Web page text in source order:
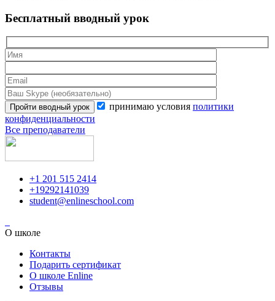
Бесплатный вводный урок
принимаю условия политики
конфиденциальности
Все преподаватели
+1 201 515 2414
+19292141039
student@enlineschool.com
О школе
Контакты
Подарить сертификат
О школе Enline
Отзывы